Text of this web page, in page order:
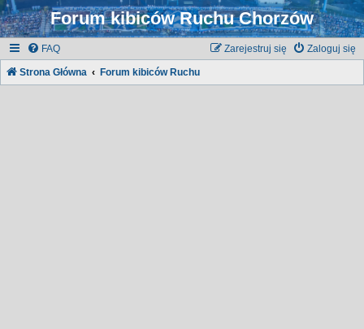
Forum kibiców Ruchu Chorzów
FAQ Zaloguj się
Zarejestruj się
Strona Główna Forum kibiców Ruchu